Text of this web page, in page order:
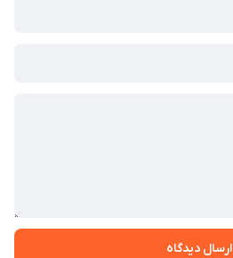
ارسال دیدگاه